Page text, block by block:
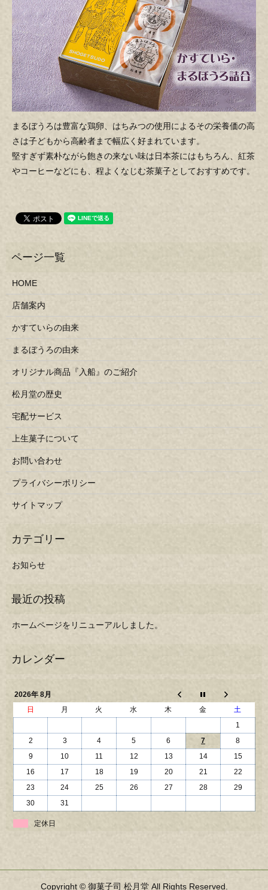
まるぼうろは豊富な鶏卵、はちみつの使用によるその栄養価の高
さは子どもから高齢者まで幅広く好まれています。
堅すぎず素朴ながら飽きの来ない味は日本茶にはもちろん、紅茶
やコーヒーなどにも、程よくなじむ茶菓子としておすすめです。
HOME
店舗案内
かすていらの由来
まるぼうろの由来
オリジナル商品『入船』のご紹介
松月堂の歴史
宅配サービス
上生菓子について
お問い合わせ
プライバシーポリシー
サイトマップ
お知らせ
ホームページをリニューアルしました。
2026年 8月
日
月 火 水 木 金
土
1
2
3 4 5 6 7
8
9
10 11 12 13 14
15
16
17 18 19 20 21
22
23
24 25 26 27 28
29
30
31
定休日
Copyright © 御菓子司 松月堂 All Rights Reserved.